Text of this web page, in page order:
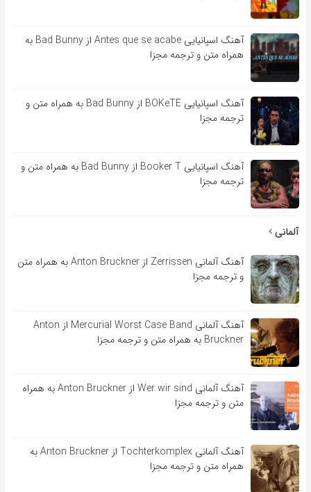
آهنگ اسپانیایی Antes que se acabe از Bad Bunny به
همراه متن و ترجمه مجزا
آهنگ اسپانیایی BOKeTE از Bad Bunny به همراه متن و
ترجمه مجزا
آهنگ اسپانیایی Booker T از Bad Bunny به همراه متن و
ترجمه مجزا
آلمانی
آهنگ آلمانی Zerrissen از Anton Bruckner به همراه متن
و ترجمه مجزا
آهنگ آلمانی Mercurial Worst Case Band از Anton
Bruckner به همراه متن و ترجمه مجزا
آهنگ آلمانی Wer wir sind از Anton Bruckner به همراه
متن و ترجمه مجزا
آهنگ آلمانی Tochterkomplex از Anton Bruckner به
همراه متن و ترجمه مجزا